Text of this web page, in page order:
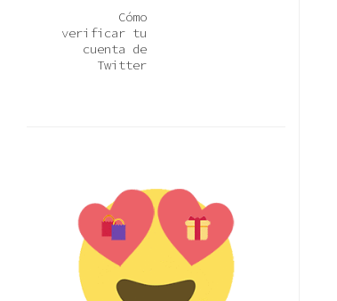
Cómo
verificar tu
cuenta de
Twitter